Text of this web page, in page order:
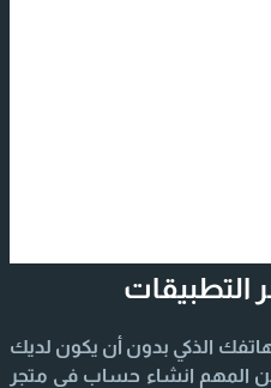
الذكي بدون أن يكون لديك
المهم انشاء حساب في متجر